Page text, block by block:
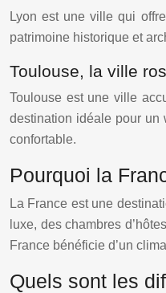
Lyon est une ville qui
patrimoine historique et
Toulouse, la ville
Toulouse est une ville
destination idéale pour un
confortable.
Pourquoi la
La France est une
luxe, des chambres
France bénéficie d’un
Quels sont les